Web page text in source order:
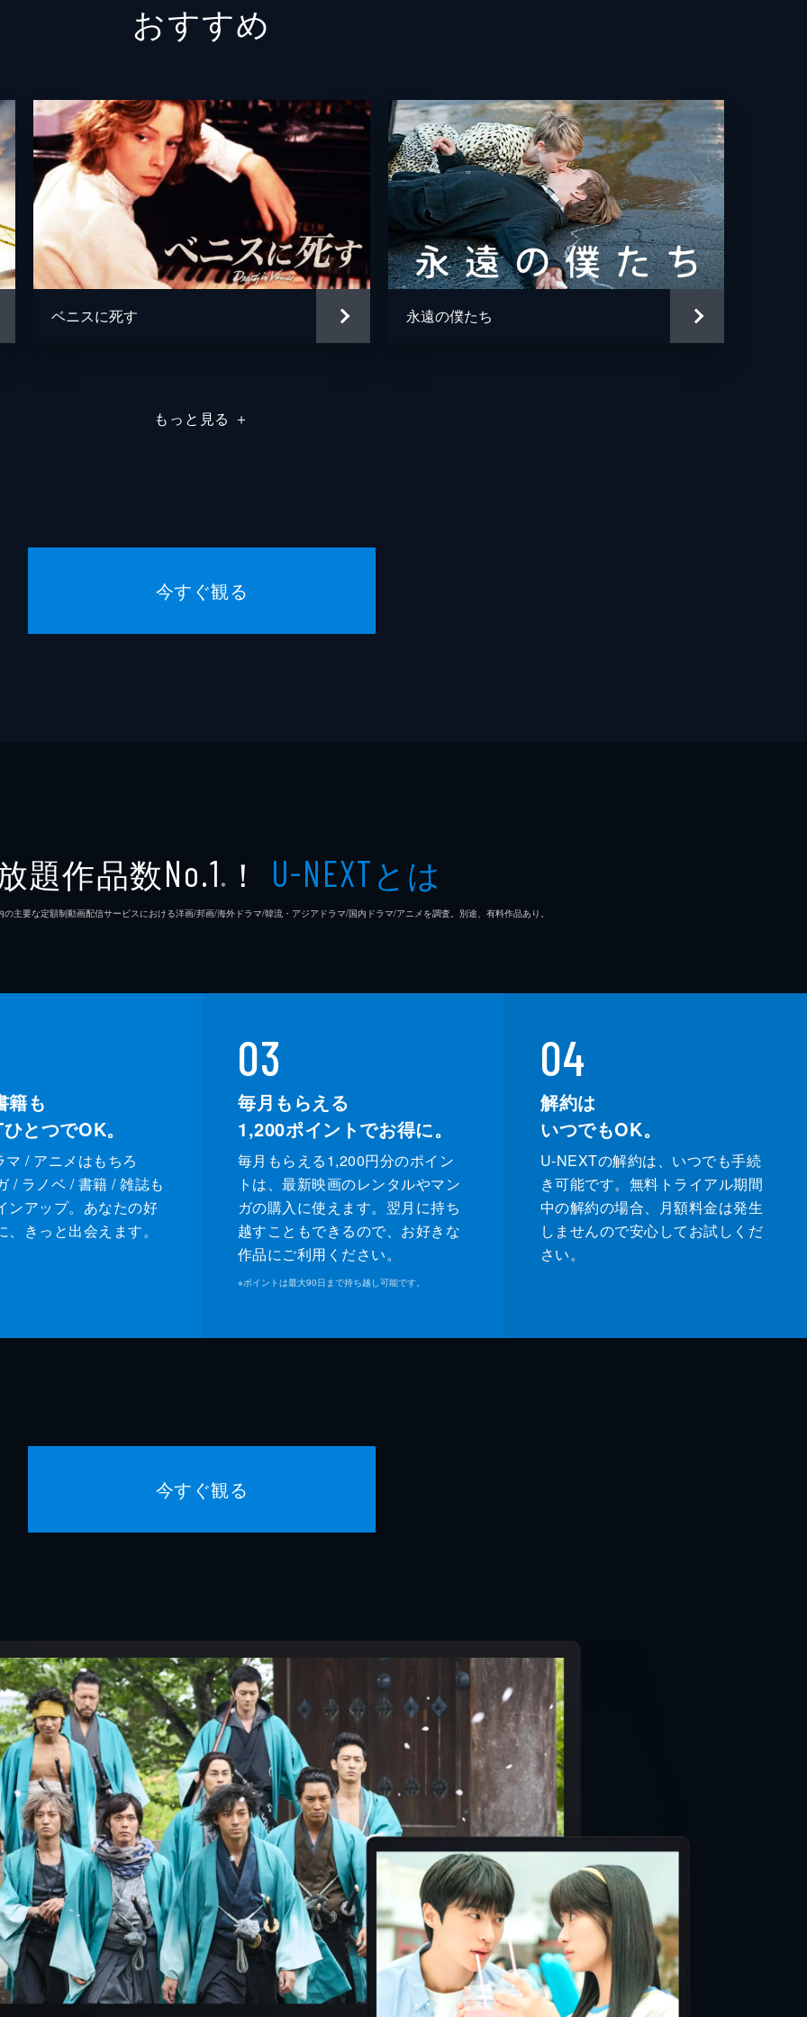
アンナ・マッセイ
ジェフリー・ウィッカム
ルパート・ウェインライト
ジェフリー・ベイトマン
マレク・カニエフスカ
ジュリアン・ミッチェル
おすすめ
ベニスに死す 永遠の僕たち
もっと見る ＋
今すぐ観る
題作品数No.1 ※ ！ U-NEXTとは
主要な定額制動画配信サービスにおける洋画/邦画/海外ドラマ/韓流・アジアドラマ/国内ドラマ/アニメを調査。別途、有料作品あり。
籍も
とつでOK。
マ / アニメはもちろ
/ ラノベ / 書籍 / 雑誌も
ンアップ。あなたの好
、きっと出会えます。
03
毎月もらえる
1,200ポイントでお得に。
毎月もらえる1,200円分のポイン
トは、最新映画のレンタルやマン
ガの購入に使えます。翌月に持ち
越すこともできるので、お好きな
作品にご利用ください。
※ポイントは最大90日まで持ち越し可能です。
04
解約は
いつでもOK。
U-NEXTの解約は、いつでも手続
き可能です。無料トライアル期間
中の解約の場合、月額料金は発生
しませんので安心してお試しくだ
さい。
今すぐ観る